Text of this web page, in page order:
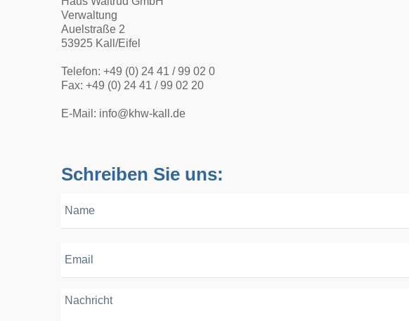
Verwaltung
Auelstraße 2
53925 Kall/Eifel
Telefon: +49 (0) 24 41 / 99 02 0
Fax: +49 (0) 24 41 / 99 02 20
E-Mail: info@khw-kall.de
Schreiben Sie uns: